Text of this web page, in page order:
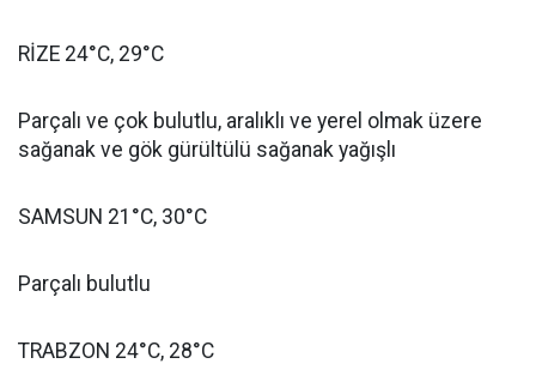
RİZE 24°C, 29°C
Parçalı ve çok bulutlu, aralıklı ve yerel olmak üzere
sağanak ve gök gürültülü sağanak yağışlı
SAMSUN 21°C, 30°C
Parçalı bulutlu
TRABZON 24°C, 28°C